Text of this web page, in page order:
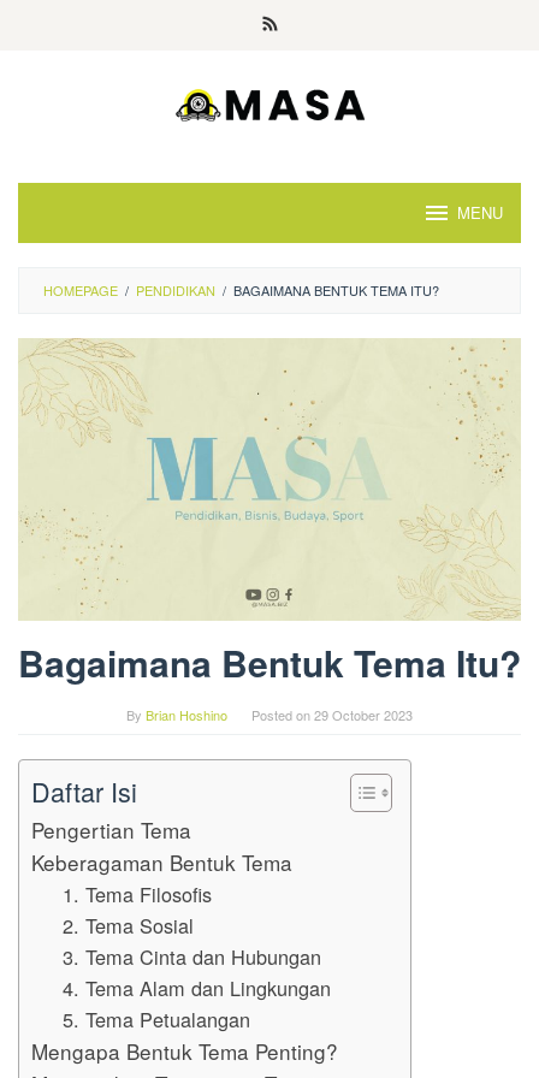
MENU
HOMEPAGE / PENDIDIKAN / BAGAIMANA BENTUK TEMA ITU?
Bagaimana Bentuk Tema Itu?
By Brian Hoshino Posted on29 October 2023
Daftar Isi
Pengertian Tema
Keberagaman Bentuk Tema
1. Tema Filosofis
2. Tema Sosial
3. Tema Cinta dan Hubungan
4. Tema Alam dan Lingkungan
5. Tema Petualangan
Mengapa Bentuk Tema Penting?